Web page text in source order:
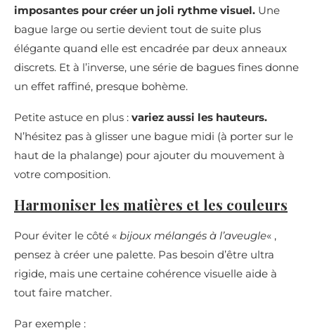
imposantes pour créer un joli rythme visuel. Une
bague large ou sertie devient tout de suite plus
élégante quand elle est encadrée par deux anneaux
discrets. Et à l’inverse, une série de bagues fines donne
un effet raffiné, presque bohème.
Petite astuce en plus : variez aussi les hauteurs.
N’hésitez pas à glisser une bague midi (à porter sur le
haut de la phalange) pour ajouter du mouvement à
votre composition.
Harmoniser les matières et les couleurs
Pour éviter le côté « bijoux mélangés à l’aveugle« ,
pensez à créer une palette. Pas besoin d’être ultra
rigide, mais une certaine cohérence visuelle aide à
tout faire matcher.
Par exemple :